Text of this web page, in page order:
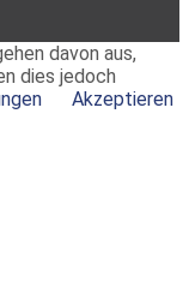
davon aus,
dies jedoch
Akzeptieren